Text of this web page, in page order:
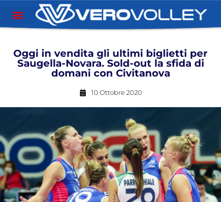
Oggi in vendita gli ultimi biglietti per
Saugella-Novara. Sold-out la sfida di
domani con Civitanova
10 Ottobre 2020